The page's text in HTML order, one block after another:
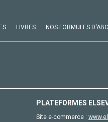
LIVRES NOS FORMULES
PLATEFORMES
Site e-commerce :